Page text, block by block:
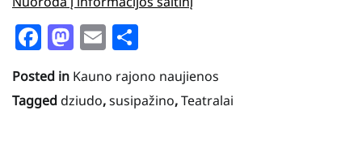
Facebook
Mastodon
Email
Posted in Kauno rajono naujienos
Taggeddziudo,susipažino,Teatralai